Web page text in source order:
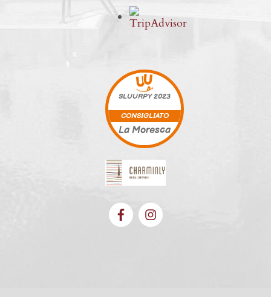
SLUURPY2023
CONSIGLIATO
La Moresca